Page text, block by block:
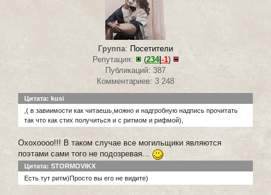
Группа: Посетители
Репутация:
(234| -1)
Публикаций: 387
Комментариев: 3 248
Цитата: kusi
,( в завиимости как читаешь,можно и надгробную надпись прочитать
так что как стих получиться и с ритмом и рифмой),
Охохоооо!!! В таком случае все могильщики являются
поэтами сами того не подозревая...
Цитата: STORMOVIKX
Есть тут ритм)Просто вы его не видите)